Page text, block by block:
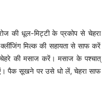
की धूल-मिट्टी के प्रकोप से चेहरा
मिल्क की सहायता से साफ करें
की मसाज करें। मसाज के पश्चात्
पैक सूखने पर उसे धो लें, चेहरा साफ